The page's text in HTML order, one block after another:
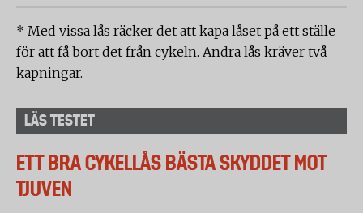
* Med vissa lås räcker det att kapa låset på ett ställe
för att få bort det från cykeln. Andra lås kräver två
kapningar.
LÄS TESTET
ETT BRA CYKELLÅS BÄSTA SKYDDET MOT
TJUVEN